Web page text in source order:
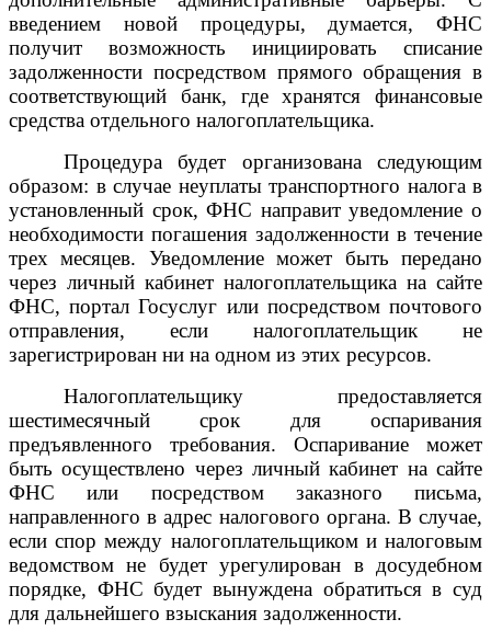
введением новой процедуры, думается, ФНС
получит возможность инициировать списание
задолженности посредством прямого обращения в
соответствующий банк, где хранятся финансовые
средства отдельного налогоплательщика.
Процедура будет организована следующим
образом: в случае неуплаты транспортного налога в
установленный срок, ФНС направит уведомление о
необходимости погашения задолженности в течение
трех месяцев. Уведомление может быть передано
через личный кабинет налогоплательщика на сайте
ФНС, портал Госуслуг или посредством почтового
отправления, если налогоплательщик не
зарегистрирован ни на одном из этих ресурсов.
Налогоплательщику предоставляется
шестимесячный срок для оспаривания
предъявленного требования. Оспаривание может
быть осуществлено через личный кабинет на сайте
ФНС или посредством заказного письма,
направленного в адрес налогового органа. В случае,
если спор между налогоплательщиком и налоговым
ведомством не будет урегулирован в досудебном
порядке, ФНС будет вынуждена обратиться в суд
для дальнейшего взыскания задолженности.